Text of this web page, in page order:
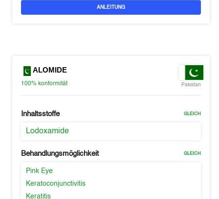
ANLEITUNG
ALOMIDE
100% konformität Pakistan
Inhaltsstoffe GLEICH
Lodoxamide
Behandlungsmöglichkeit GLEICH
Pink Eye
Keratoconjunctivitis
Keratitis